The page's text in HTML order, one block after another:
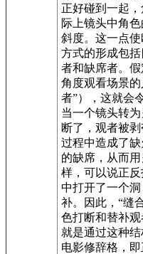
正好碰到一起
际上镜头中角
斜度。这一点
方式的形成包
者和缺席者。
角度观看场景
者”），这就会
当一个镜头转
断了，观者被
过程中造成了
的缺席，从而
样，可以说正
中打开了一个
补。因此，“缝
色打断和替补
就是通过这种
电影修辞格，